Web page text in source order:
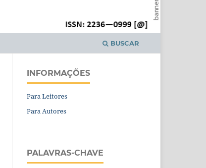
BUSCAR
INFORMAÇÕES
Para Leitores
Para Autores
PALAVRAS-CHAVE